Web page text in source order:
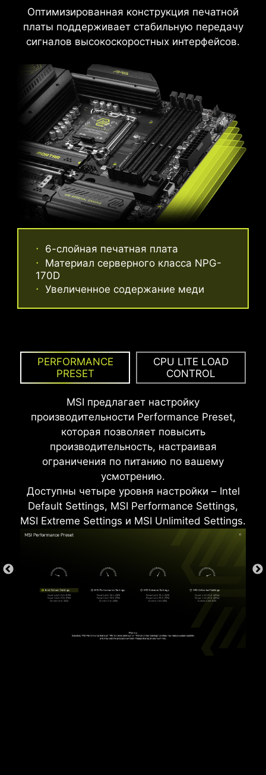
Оптимизированная конструкция печатной
платы поддерживает стабильную передачу
сигналов высокоскоростных интерфейсов.
6-слойная печатная плата
Материал серверного класса NPG-
170D
Увеличенное содержание меди
PERFORMANCE
PRESET
CPU LITE LOAD
CONTROL
MSI предлагает настройку
производительности Performance Preset,
которая позволяет повысить
производительность, настраивая
ограничения по питанию по вашему
усмотрению.
Доступны четыре уровня настройки – Intel
Default Settings, MSI Performance Settings,
MSI Extreme Settings и MSI Unlimited Settings.
Режимы Performance Mode,
Benchmark Mode, Memtest Mode и
High Efficiency Mode предоставляют
позволяющую быстро определить
идеальную конфигурацию,
соответствующую их требованиям и
возможностям разгона памяти.
крепкими, чем полые.
Подходят для работы с токами
большой силы.
ИНТЕРФЕЙСНАЯ ПАНЕЛЬ ИЗ
НЕРЖАВЕЮЩЕЙ СТАЛИ
Интерфейсная панель выполнена из
устойчивой к коррозии нержавеющей стали с
дополнительным слоем мягкой отделки. Она
устранению статического электричества и
электромагнитных помех.
спецификаций.